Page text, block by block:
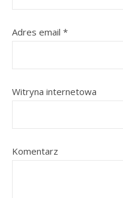
Adres email *
Witryna internetowa
Komentarz